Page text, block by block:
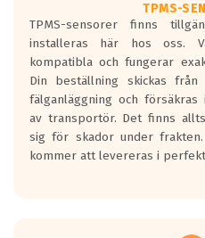
godkända för år 2016 nya
Ett däck med en svart våg
minst tre decibel tystare än
regelverk som börjar gälla
TPMS-
TPMS-sensorer finns
installeras här hos oss.
kompatibla och fungerar
Din beställning skickas
fälganläggning och
av transportör. Det finns
sig för skador under
kommer att levereras i